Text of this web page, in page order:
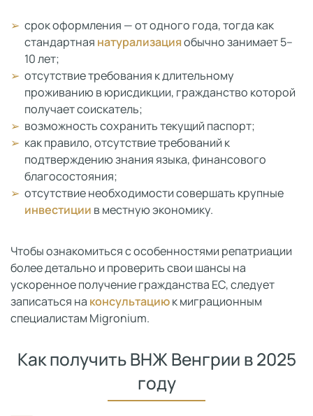
срок оформления — от одного года, тогда как
стандартная натурализацияобычно занимает 5–
10 лет;
отсутствие требования к длительному
проживанию в юрисдикции, гражданство которой
получает соискатель;
возможность сохранить текущий паспорт;
как правило, отсутствие требований к
подтверждению знания языка, финансового
благосостояния;
отсутствие необходимости совершать крупные
инвестиции в местную экономику.
Чтобы ознакомиться с особенностями репатриации
более детально и проверить свои шансы на
ускоренное получение гражданства ЕС, следует
записаться на консультациюк миграционным
специалистам Migronium.
Как получить ВНЖ Венгрии в 2025
году